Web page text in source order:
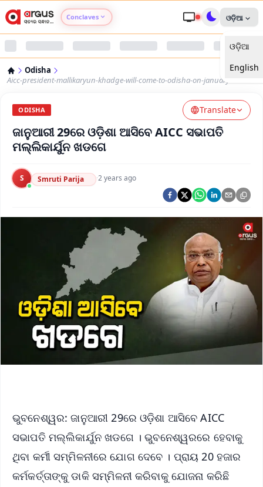
Conclaves
Argus Nari Shakti
Argus Health Connect
Argus Swaad Odisha
Argus Chalo Dekhein Apna Desh
ଓଡ଼ିଆ
ଓଡ଼ିଆ
English
Odisha
Aicc-president-mallikaryun-khadge-will-come-to-odisha-on-january-29
ODISHA Translate
ଜାନୁଆରୀ 29ରେ ଓଡ଼ିଶା ଆସିବେ AICC ସଭାପତି
ମଲ୍ଲିକାର୍ଯୁନ ଖଡଗେ
S Smruti Parija ·2 years ago
ଭୁବନେଶ୍ୱର: ଜାନୁଆରୀ 29ରେ ଓଡ଼ିଶା ଆସିବେ AICC
ସଭାପତି ମଲ୍ଲିକାର୍ଯୁନ ଖଡଗେ । ଭୁବନେଶ୍ୱରରେ ହେବାକୁ
ଥିବା କର୍ମୀ ସମ୍ମିଳନୀରେ ଯୋଗ ଦେବେ । ପ୍ରାୟ 20 ହଜାର
କର୍ମକର୍ତ୍ତାଙ୍କୁ ଡାକି ସମ୍ମିଳନୀ କରିବାକୁ ଯୋଜନା କରିଛି